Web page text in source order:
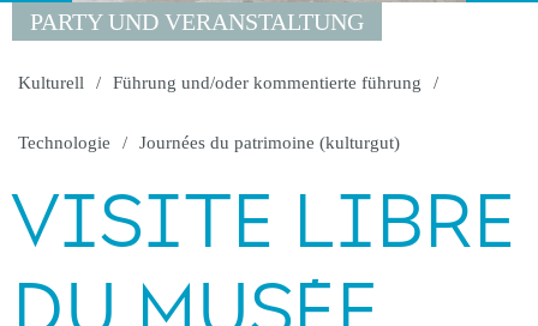
PARTY UND VERANSTALTUNG
Kulturell Führung und/oder kommentierte führung
Technologie Journées du patrimoine (kulturgut)
VISITE LIBRE